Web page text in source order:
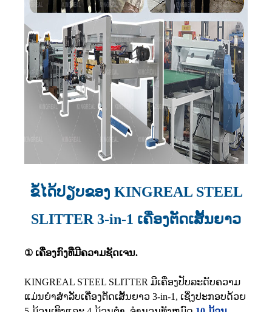
ຂໍ້ໄດ້ປຽບຂອງ KINGREAL STEEL
SLITTER 3-in-1 ເຄື່ອງຕັດເສັ້ນຍາວ
① ເຄື່ອງ​ກົງ​ທີ່​ມີ​ຄວາມ​ຊັດ​ເຈນ​.
KINGREAL STEEL SLITTER ມີເຄື່ອງປັບລະດັບຄວາມ
ແມ່ນຍໍາສໍາລັບເຄື່ອງຕັດເສັ້ນຍາວ 3-in-1, ເຊິ່ງປະກອບດ້ວຍ